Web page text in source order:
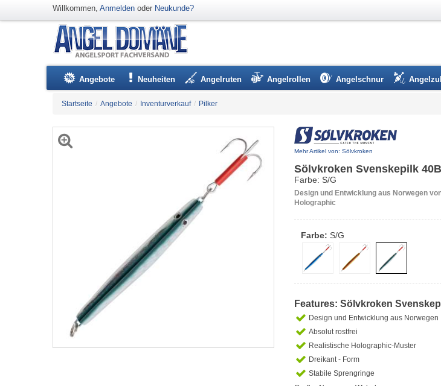
Willkommen, Anmelden oder Neukunde?
Angebote Neuheiten Angelruten Angelrollen Angelschnur
Startseite / Angebote / Inventurverkauf / Pilker
Mehr Artikel von: Sölvkroken
Sölvkroken Svenskepilk
Farbe: S/G
Design und Entwicklung aus Norwegen
Holographic
Farbe: S/G
Features: Sölvkroken
Design und Entwicklung aus Norwegen
Absolut rostfrei
Realistische Holographic-Muster
Dreikant - Form
Stabile Sprengringe